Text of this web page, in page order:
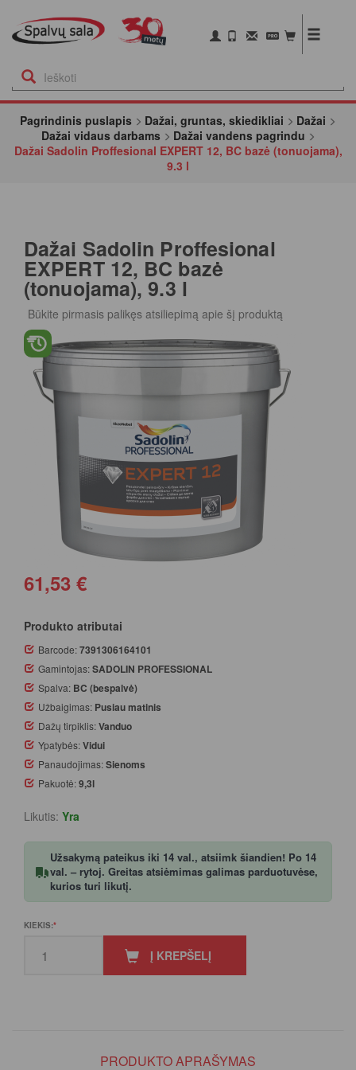
Pagrindinis puslapis Dažai, gruntas, skiedikliai
Dažai
Dažai vidaus darbams
Dažai vandens pagrindu
Dažai Sadolin Proffesional EXPERT 12, BC bazė (tonuojama),
9.3 l
Dažai Sadolin Proffesional
EXPERT 12, BC bazė
(tonuojama), 9.3 l
Būkite pirmasis palikęs atsiliepimą apie šį produktą
61,53 €
Produkto atributai
Barcode:7391306164101
Gamintojas:SADOLIN PROFESSIONAL
Spalva: BC (bespalvė)
Užbaigimas: Pusiau matinis
Dažų tirpiklis:Vanduo
Ypatybės:Vidui
Panaudojimas:Sienoms
Pakuotė:9,3l
Likutis: Yra
Užsakymą pateikus iki 14 val., atsiimk šiandien! Po 14
val. – rytoj. Greitas atsiėmimas galimas parduotuvėse,
kurios turi likutį.
KIEKIS:
Į KREPŠELĮ
PRODUKTO APRAŠYMAS